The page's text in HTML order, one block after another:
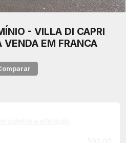
- VILLA DI CAPRI
VENDA EM FRANCA